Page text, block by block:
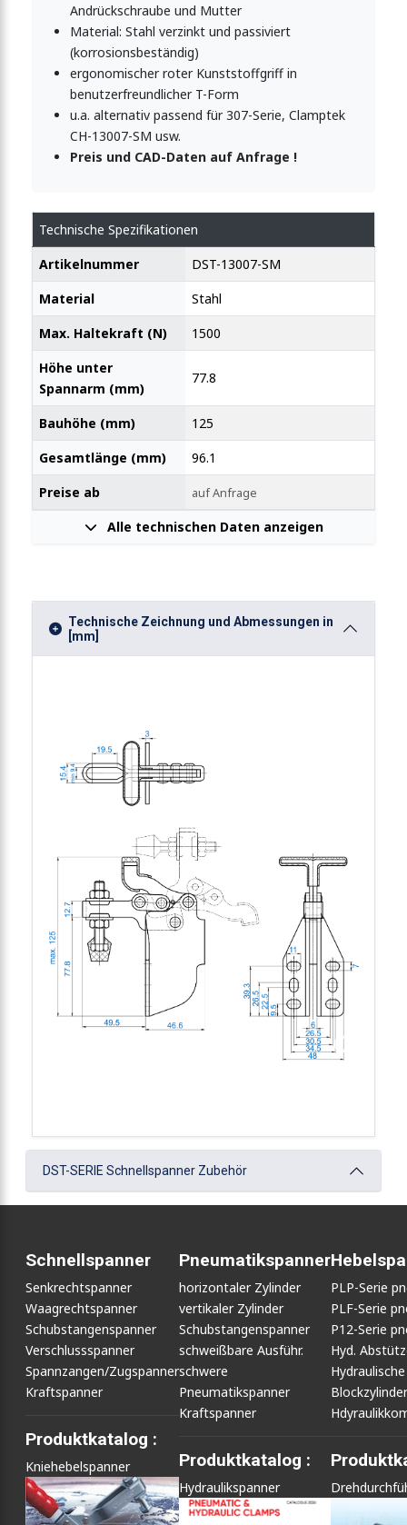
Andrückschraube und Mutter
Material: Stahl verzinkt und passiviert
(korrosionsbeständig)
ergonomischer roter Kunststoffgriff in
benutzerfreundlicher T-Form
u.a. alternativ passend für 307-Serie, Clamptek
CH-13007-SM usw.
Preis und CAD-Daten auf Anfrage !
Technische Spezifikationen
Artikelnummer
DST-13007-SM
Material
Stahl
Max. Haltekraft (N)
1500
Höhe unter
Spannarm (mm)
77.8
Bauhöhe (mm)
125
Gesamtlänge (mm)
96.1
Preise ab
auf Anfrage
Alle technischen Daten anzeigen
Technische Zeichnung und Abmessungen in
[mm]
DST-SERIE Schnellspanner Zubehör
Schnellspanner
Senkrechtspanner
Waagrechtspanner
Schubstangenspanner
Verschlussspanner
Spannzangen/Zugspanner
Kraftspanner
Produktkatalog :
Kniehebelspanner
Pneumatikspanner
horizontaler Zylinder
vertikaler Zylinder
Schubstangenspanner
schweißbare Ausführ.
schwere
Pneumatikspanner
Kraftspanner
Produktkatalog :
Hydraulikspanner
PLP-Serie
PLF-Serie
P12-Serie
Hyd.
Hydraulische
Blockzylinder